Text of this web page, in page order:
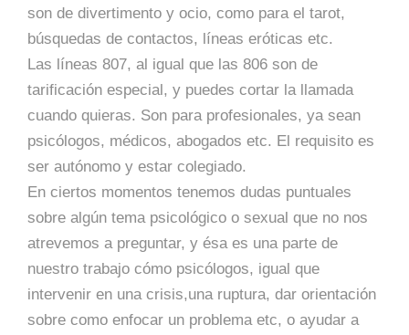
son de divertimento y ocio, como para el tarot,
búsquedas de contactos, líneas eróticas etc.
Las líneas 807, al igual que las 806 son de
tarificación especial, y puedes cortar la llamada
cuando quieras. Son para profesionales, ya sean
psicólogos, médicos, abogados etc. El requisito es
ser autónomo y estar colegiado.
En ciertos momentos tenemos dudas puntuales
sobre algún tema psicológico o sexual que no nos
atrevemos a preguntar, y ésa es una parte de
nuestro trabajo cómo psicólogos, igual que
intervenir en una crisis,una ruptura, dar orientación
sobre como enfocar un problema etc, o ayudar a